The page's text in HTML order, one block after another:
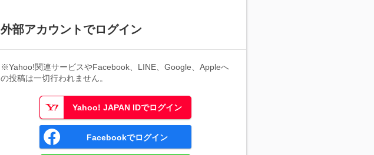
外部アカウントでログイン
※Yahoo!関連サービスやFacebook、LINE、Google、Appleへ
の投稿は一切行われません。
Yahoo! JAPAN IDでログイン
Facebookでログイン